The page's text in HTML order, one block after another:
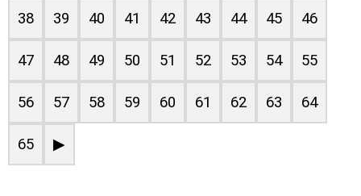
38 39 40 41 42 43 44 45 46
47 48 49 50 51 52 53 54 55
56 57 58 59 60 61 62 63 64
65 ▶